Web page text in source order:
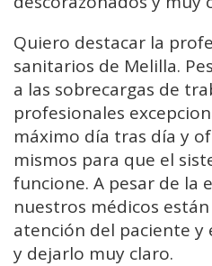
Quiero destacar la
sanitarios de Melilla.
a las sobrecargas de
profesionales
máximo día tras día y
mismos para que el
funcione. A pesar de la
nuestros médicos
atención del paciente
y dejarlo muy claro.